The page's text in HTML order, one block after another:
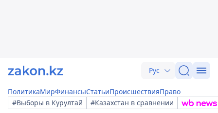
Рус
ПолитикаМирФинансыСтатьиПроисшествияПраво
#Выборы в Курултай
#Казахстан в сравнении